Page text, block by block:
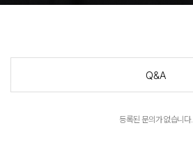
Q&A
등록된 문의가 없습니다.